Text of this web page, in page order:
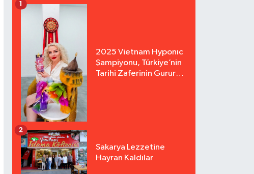
2025 Vietnam Hyponıc
Şampiyonu, Türkiye’nin
Tarihi Zaferinin Gururu
1
Sakarya Lezzetine
Hayran Kaldılar
2